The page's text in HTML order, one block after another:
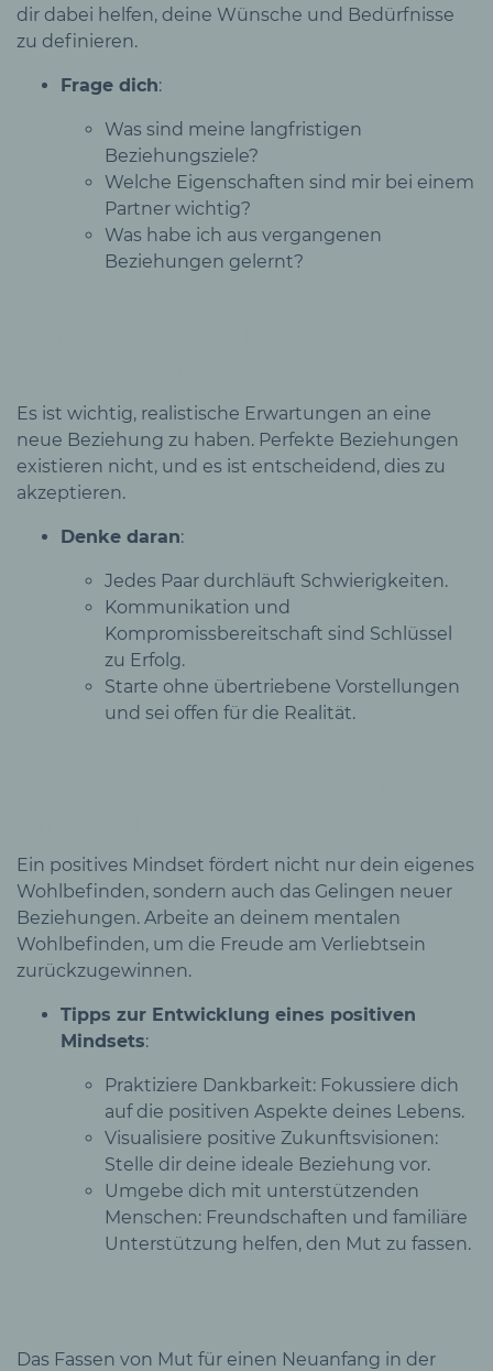
dir dabei helfen, deine Wünsche und Bedürfnisse
zu definieren.
Frage dich:
Was sind meine langfristigen
Beziehungsziele?
Welche Eigenschaften sind mir bei einem
Partner wichtig?
Was habe ich aus vergangenen
Beziehungen gelernt?
Es ist wichtig, realistische Erwartungen an eine
neue Beziehung zu haben. Perfekte Beziehungen
existieren nicht, und es ist entscheidend, dies zu
akzeptieren.
Denke daran:
Jedes Paar durchläuft Schwierigkeiten.
Kommunikation und
Kompromissbereitschaft sind Schlüssel
zu Erfolg.
Starte ohne übertriebene Vorstellungen
und sei offen für die Realität.
Ein positives Mindset fördert nicht nur dein eigenes
Wohlbefinden, sondern auch das Gelingen neuer
Beziehungen. Arbeite an deinem mentalen
Wohlbefinden, um die Freude am Verliebtsein
zurückzugewinnen.
Tipps zur Entwicklung eines positiven
Mindsets:
Praktiziere Dankbarkeit: Fokussiere dich
auf die positiven Aspekte deines Lebens.
Visualisiere positive Zukunftsvisionen:
Stelle dir deine ideale Beziehung vor.
Umgebe dich mit unterstützenden
Menschen: Freundschaften und familiäre
Unterstützung helfen, den Mut zu fassen.
Das Fassen von Mut für einen Neuanfang in der